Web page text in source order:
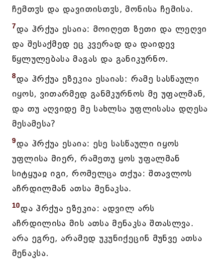
ჩემთჳს და დავითისთჳს, მონისა ჩემისა.
7და ჰრქუა ესაია: მოიღეთ ზეთი და ლეღვი
და შესაქმედ ეც კვერად და დაიდევ
წყლულებასა მაგას და განიკურნო.
8და ჰრქუა ეზეკია ესაიას: რამე სასწაული
იყოს, ვითარმედ განმკურნოს მე უფალმან,
და თუ აღვიდე მე სახლსა უფლისასა დღესა
მესამესა?
9და ჰრქუა ესაია: ესე სასწაული იყოს
უფლისა მიერ, რამეთუ ყოს უფალმან
სიტყუაჲ იგი, რომელცა თქუა: შთავლოს
აჩრდილმან ათსა მენაკსა.
10და ჰრქუა ეზეკია: ადვილ არს
აჩრდილისა მის ათსა მენაკსა შთასლვა.
არა ეგრე, არამედ უკუნიქეცინ მუნვე ათსა
მენაკსა.